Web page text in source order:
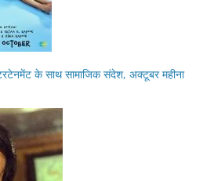
के साथ सामाजिक संदेश, अक्टूबर महीना